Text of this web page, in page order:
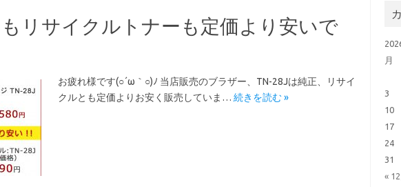
リサイクルトナーも定価より安いで
お疲れ様です(○´ω｀○)ﾉ 当店販売のブラザー、TN-28Jは純正、リサイ
クルとも定価よりお安く販売していま… 続きを読む »
月
«
3
10
17
24
31